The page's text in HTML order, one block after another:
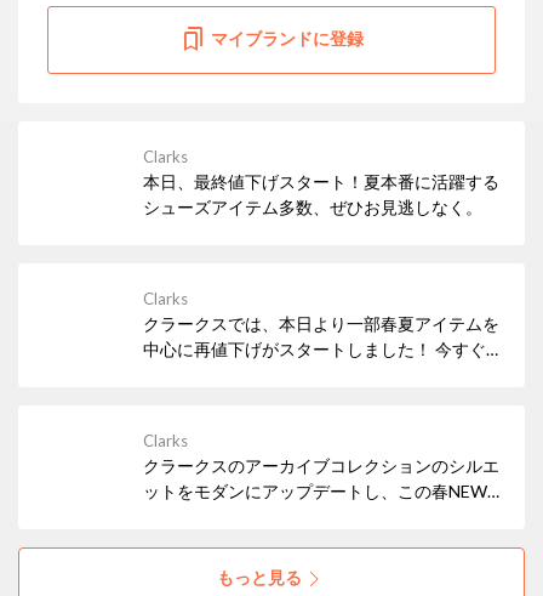
マイブランドに登録
Clarks
本日、最終値下げスタート！夏本番に活躍する
シューズアイテム多数、ぜひお見逃しなく。
Clarks
クラークスでは、本日より一部春夏アイテムを
中心に再値下げがスタートしました！ 今すぐ履
Clarks
クラークスのアーカイブコレクションのシルエ
ットをモダンにアップデートし、この春NEW
量の厚底ソールで気分もUP！
もっと見る